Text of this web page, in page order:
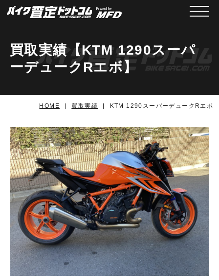
メニ
買取実績【KTM 1290スーパ
ーデュークRエボ】
HOME 買取実績 KTM 1290スーパーデュークRエボ